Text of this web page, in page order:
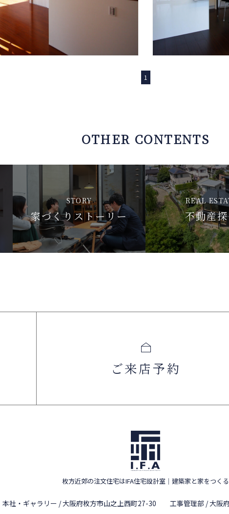
1
OTHER CONTENTS
STORY
家づくりストーリー
REAL
不動産
ご来店予約
枚方近郊の注文住宅はIFA住宅設計室 ｜ 建築家と家をつくる
本社・ギャラリー / 大阪府枚方市山之上西町27-30 工事管理部 / 大阪